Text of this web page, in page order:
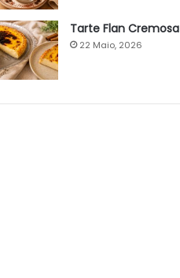
Tarte Flan Cremosa
22 Maio, 2026